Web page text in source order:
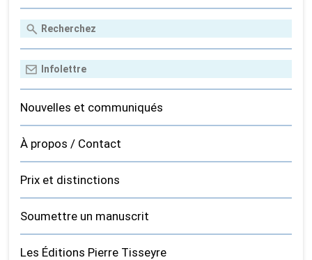
Nouvelles et communiqués
À propos / Contact
Prix et distinctions
Soumettre un manuscrit
Les Éditions Pierre Tisseyre